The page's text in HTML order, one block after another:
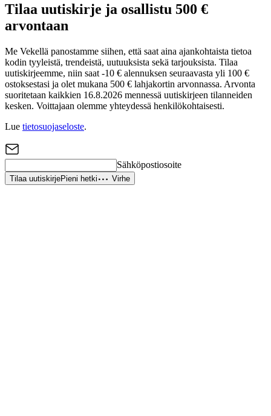
Tilaa uutiskirje ja osallistu 500 €
arvontaan
Me Vekellä panostamme siihen, että saat aina ajankohtaista tietoa
kodin tyyleistä, trendeistä, uutuuksista sekä tarjouksista. Tilaa
uutiskirjeemme, niin saat -10 € alennuksen seuraavasta yli 100 €
ostoksestasi ja olet mukana 500 € lahjakortin arvonnassa. Arvonta
suoritetaan kaikkien 16.8.2026 mennessä uutiskirjeen tilanneiden
kesken. Voittajaan olemme yhteydessä henkilökohtaisesti.
Lue tietosuojaseloste.
Sähköpostiosoite
Tilaa uutiskirjePieni hetki Virhe